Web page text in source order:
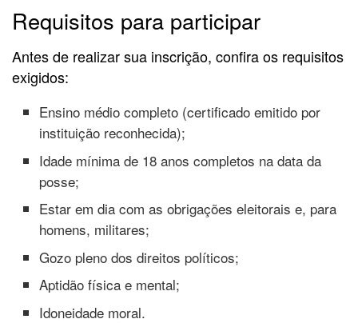
Requisitos para participar
Antes de realizar sua inscrição, confira os requisitos
exigidos:
Ensino médio completo (certificado emitido por
instituição reconhecida);
Idade mínima de 18 anos completos na data da
posse;
Estar em dia com as obrigações eleitorais e, para
homens, militares;
Gozo pleno dos direitos políticos;
Aptidão física e mental;
Idoneidade moral.